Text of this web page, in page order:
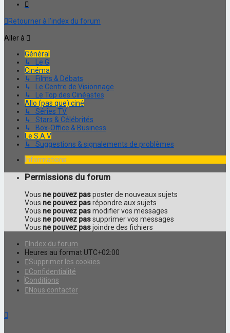
Retourner à l’index du forum
Aller à
Général
↳ Le G
Cinéma
↳ Films & Débats
↳ Le Centre de Visionnage
↳ Le Top des Cinéastes
Allo (pas que) ciné
↳ Séries TV
↳ Stars & Célébrités
↳ Box-Office & Business
Le S.A.V
↳ Suggestions & signalements de problèmes
Informations
Permissions du forum
Vous ne pouvez pasposter de nouveaux sujets
Vous ne pouvez pasrépondre aux sujets
Vous ne pouvez pasmodifier vos messages
Vous ne pouvez passupprimer vos messages
Vous ne pouvez pasjoindre des fichiers
Index du forum
Heures au format UTC+02:00
Supprimer les cookies
Confidentialité
Conditions
Nous contacter